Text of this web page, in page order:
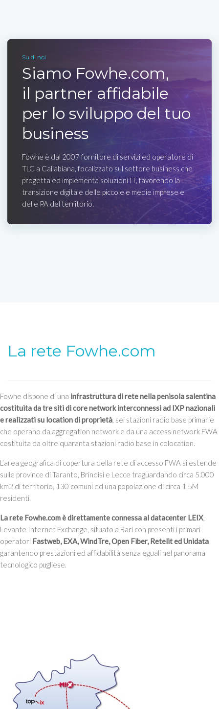
Su di noi
Siamo Fowhe.com,
il partner affidabile
per lo sviluppo del tuo
business
Fowhe è dal 2007 fornitore di servizi ed operatore di
TLC a Callabiana, focalizzato sul settore business che
progetta ed implementa soluzioni IT, favorendo la
transizione digitale delle piccole e medie imprese e
delle PA del territorio.
La rete Fowhe.com
Fowhe dispone di una infrastruttura di rete nella penisola salentina
costituita da tre siti di core network interconnessi ad IXP nazionali
e realizzati su location di proprietà, sei stazioni radio base primarie
che operano da aggregation network e da una access network FWA
costituita da oltre quaranta stazioni radio base in colocation.
L’area geografica di copertura della rete di accesso FWA si estende
sulle province di Taranto, Brindisi e Lecce traguardando circa 5.000
km2 di territorio, 130 comuni ed una popolazione di circa 1,5M
residenti.
La rete Fowhe.com è direttamente connessa al datacenter LEIX,
Levante Internet Exchange, situato a Bari con presenti i primari
operatori Fastweb, EXA, WindTre, Open Fiber, Retelit ed Unidata
garantendo prestazioni ed affidabilità senza eguali nel panorama
tecnologico pugliese.